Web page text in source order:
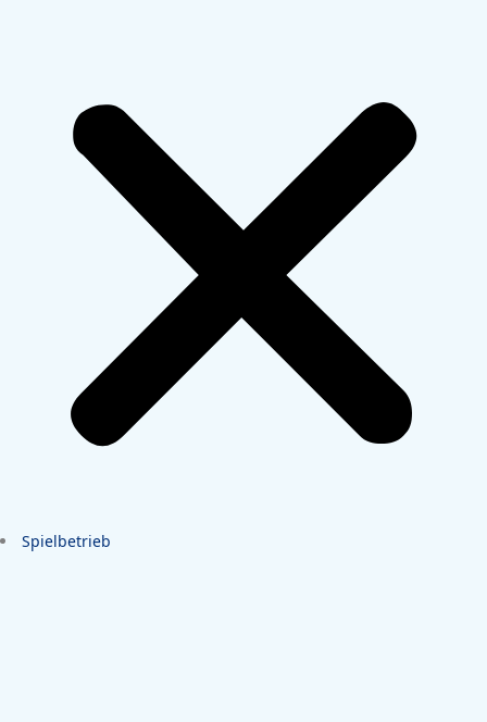
Spielbetrieb